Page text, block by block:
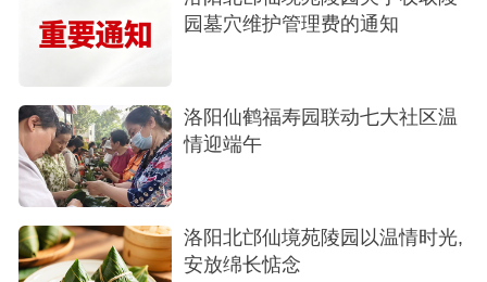
第五步：建墓与验收——精工细作，品质可
见
开始建墓。您可以在工程结束后进行验收，确保墓
穴的建造用料、工艺、尺寸等完全符合约定标准。
这一环节确保了最终呈现的品质，让家人放心。
园墓穴维护管理费的通知
洛阳仙鹤福寿园联动七大社区温
情迎端午
洛阳北邙仙境苑陵园以温情时光,
安放绵长惦念